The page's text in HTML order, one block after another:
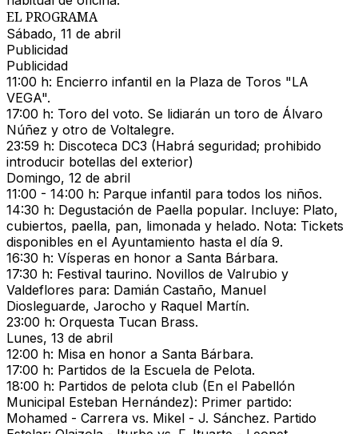
EL PROGRAMA
Sábado, 11 de abril
Publicidad
Publicidad
11:00 h: Encierro infantil en la Plaza de Toros "LA
VEGA".
17:00 h: Toro del voto. Se lidiarán un toro de Álvaro
Núñez y otro de Voltalegre.
23:59 h: Discoteca DC3 (Habrá seguridad; prohibido
introducir botellas del exterior)
Domingo, 12 de abril
11:00 - 14:00 h: Parque infantil para todos los niños.
14:30 h: Degustación de Paella popular. Incluye: Plato,
cubiertos, paella, pan, limonada y helado. Nota: Tickets
disponibles en el Ayuntamiento hasta el día 9.
16:30 h: Vísperas en honor a Santa Bárbara.
17:30 h: Festival taurino. Novillos de Valrubio y
Valdeflores para: Damián Castaño, Manuel
Diosleguarde, Jarocho y Raquel Martín.
23:00 h: Orquesta Tucan Brass.
Lunes, 13 de abril
12:00 h: Misa en honor a Santa Bárbara.
17:00 h: Partidos de la Escuela de Pelota.
18:00 h: Partidos de pelota club (En el Pabellón
Municipal Esteban Hernández): Primer partido:
Mohamed - Carrera vs. Mikel - J. Sánchez. Partido